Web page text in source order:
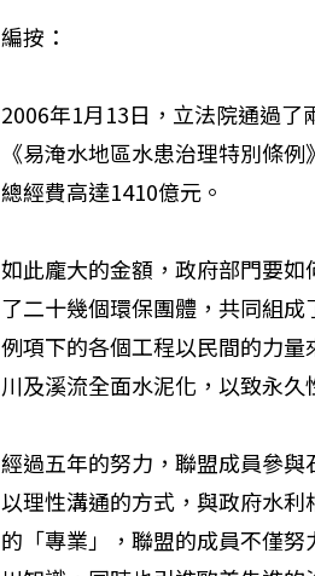
編按：
2006年1月13日，立法院通過了
《易淹水地區水患治理特別條
總經費高達1410億元。
如此龐大的金額，政府部門要
了二十幾個環保團體，共同組
例項下的各個工程以民間的力
川及溪流全面水泥化，以致永久
經過五年的努力，聯盟成員參
以理性溝通的方式，與政府水
的「專業」，聯盟的成員不僅